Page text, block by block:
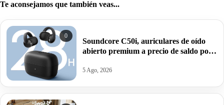
Te aconsejamos que también veas...
0
Soundcore C50i, auriculares de oído
abierto premium a precio de saldo por
5 Ago, 2026